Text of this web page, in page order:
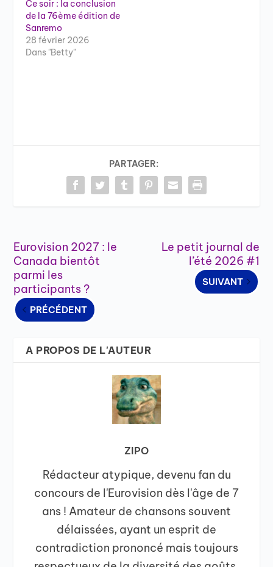
Ce soir : la conclusion
de la 76ème édition de
Sanremo
28 février 2026
Dans "Betty"
PARTAGER:
Eurovision 2027 : le
Canada bientôt
parmi les
participants ?
PRÉCÉDENT
Le petit journal de
l’été 2026 #1
SUIVANT
A PROPOS DE L'AUTEUR
ZIPO
Rédacteur atypique, devenu fan du
concours de l'Eurovision dès l'âge de 7
ans ! Amateur de chansons souvent
délaissées, ayant un esprit de
contradiction prononcé mais toujours